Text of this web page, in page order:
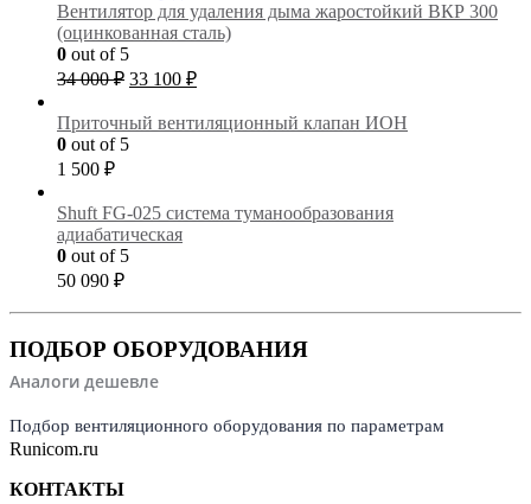
Вентилятор для удаления дыма жаростойкий ВКР 300
(оцинкованная сталь)
0 out of 5
34 000₽ Первоначальная
составляла
34
33 100 ₽Текущая
33
Приточный вентиляционный клапан ИОН
0 out of 5
1 500 ₽
Shuft FG-025 cистема туманообразования
адиабатическая
0 out of 5
50 090 ₽
ПОДБОР ОБОРУДОВАНИЯ
Аналоги дешевле
Подбор вентиляционного оборудования по параметрам
Runicom.ru
КОНТАКТЫ